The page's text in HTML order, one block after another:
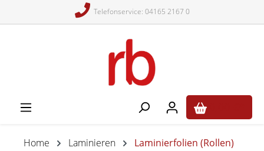
Telefonservice: 04165 2167 0
Home Laminieren Laminierfolien (Rollen)